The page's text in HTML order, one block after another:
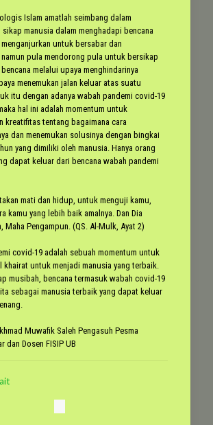
Islam amatlah seimbang dalam
sikap manusia dalam menghadapi bencana
untuk bersabar dan
pula mendorong pula untuk bersikap
melalui upaya menghindarinya
menemukan jalan keluar atas suatu
itu dengan adanya wabah pandemi covid-19
hal ini adalah momentum untuk
kreatifitas tentang bagaimana cara
dan menemukan solusinya dengan bingkai
yang dimiliki oleh manusia. Hanya orang
dapat keluar dari bencana wabah pandemi
mati dan hidup, untuk menguji kamu,
kamu yang lebih baik amalnya. Dan Dia
Maha Pengampun. (QS. Al-Mulk, Ayat 2)
covid-19 adalah sebuah momentum untuk
khairat untuk menjadi manusia yang terbaik.
musibah, bencana termasuk wabah covid-19
sebagai manusia terbaik yang dapat keluar
Muwafik Saleh Pengasuh Pesma
dan Dosen FISIP UB